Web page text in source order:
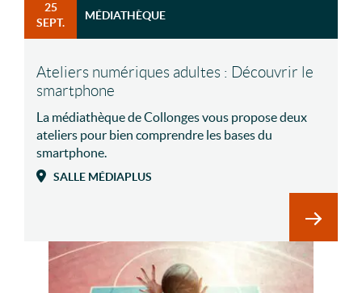
25
SEPT.
MÉDIATHÈQUE
Ateliers numériques adultes : Découvrir le
smartphone
La médiathèque de Collonges vous propose deux
ateliers pour bien comprendre les bases du
smartphone.
SALLE MÉDIAPLUS
En